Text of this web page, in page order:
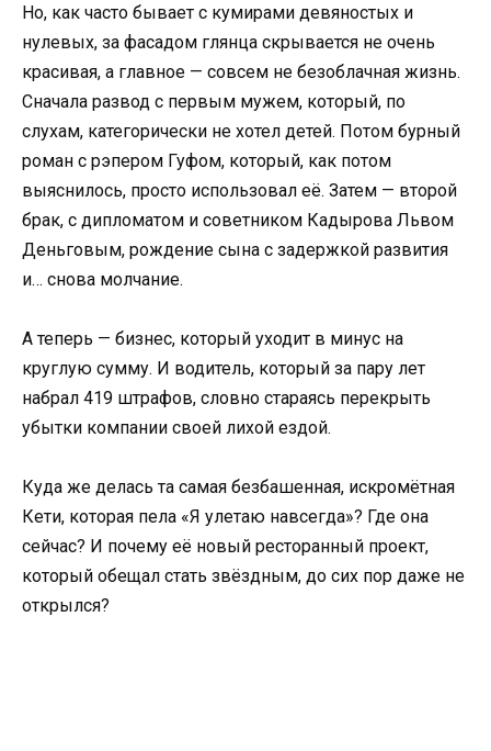
Но, как часто бывает с кумирами девяностых и
нулевых, за фасадом глянца скрывается не очень
красивая, а главное — совсем не безоблачная жизнь.
Сначала развод с первым мужем, который, по
слухам, категорически не хотел детей. Потом бурный
роман с рэпером Гуфом, который, как потом
выяснилось, просто использовал её. Затем — второй
брак, с дипломатом и советником Кадырова Львом
Деньговым, рождение сына с задержкой развития
и… снова молчание.
А теперь — бизнес, который уходит в минус на
круглую сумму. И водитель, который за пару лет
набрал 419 штрафов, словно стараясь перекрыть
убытки компании своей лихой ездой.
Куда же делась та самая безбашенная, искромётная
Кети, которая пела «Я улетаю навсегда»? Где она
сейчас? И почему её новый ресторанный проект,
который обещал стать звёздным, до сих пор даже не
открылся?